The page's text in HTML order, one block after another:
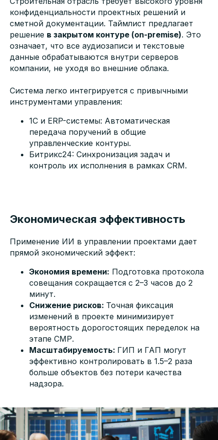
конфиденциальности проектных решений и
сметной документации. Таймлист предлагает
решение в закрытом контуре (on-premise). Это
означает, что все аудиозаписи и текстовые
данные обрабатываются внутри серверов
компании, не уходя во внешние облака.
Система легко интегрируется с привычными
инструментами управления:
1С и ERP-системы: Автоматическая
передача поручений в общие
управленческие контуры.
Битрикс24: Синхронизация задач и
контроль их исполнения в рамках CRM.
Экономическая эффективность
Применение ИИ в управлении проектами дает
прямой экономический эффект:
Экономия времени: Подготовка протокола
совещания сокращается с 2–3 часов до 2
минут.
Снижение рисков: Точная фиксация
изменений в проекте минимизирует
вероятность дорогостоящих переделок на
этапе СМР.
Масштабируемость: ГИП и ГАП могут
эффективно контролировать в 1.5–2 раза
больше объектов без потери качества
надзора.